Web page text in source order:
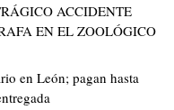
ACCIDENTE
EN EL ZOOLÓGICO
en León; pagan hasta